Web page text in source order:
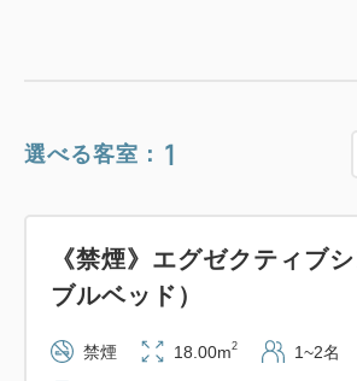
・日本酒を使用したオリジナルバス
※エグゼクティブフロアは全室禁煙
選べる客室： 1
《禁煙》エグゼクティブ
ブルベッド）
禁煙 18.00m2 1~2名